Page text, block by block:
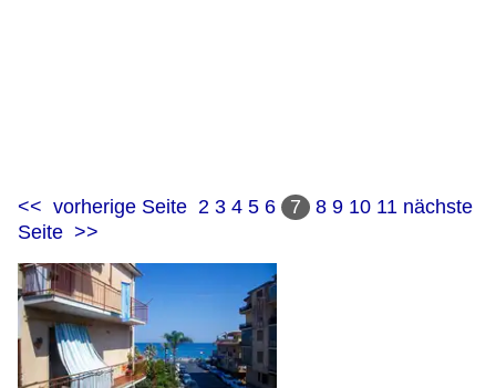
<< vorherige Seite 2 3 4 5 6 7 8 9 10 11 nächste
Seite >>